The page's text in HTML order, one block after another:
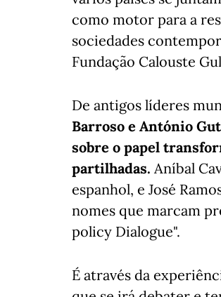
como motor para a
sociedades
Fundação Calouste
De antigos líderes
Barroso e António
sobre o papel
partilhadas. Aníbal
espanhol, e José
nomes que marcam
policy Dialogue".
É através da